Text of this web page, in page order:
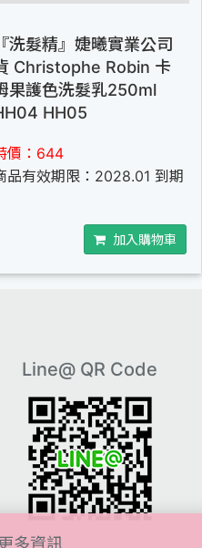
『洗髮精』婕曦實業公司
Christophe Robin 卡
果護色洗髮乳250ml
HH05
價：644
品有效期限：2028.01 到期
加入購物車
Line@ QR Code
多資訊